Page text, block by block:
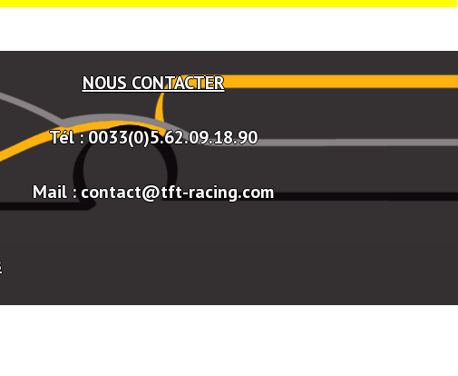
NOUS CONTACTER
Tél : 0033(0)5.62.09.18.90
Mail : contact@tft-racing.com